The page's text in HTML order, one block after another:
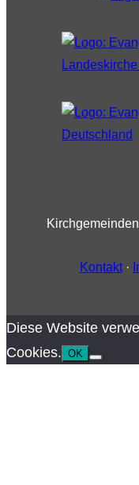
Kontakt·
Diese Website
Cookies. OK